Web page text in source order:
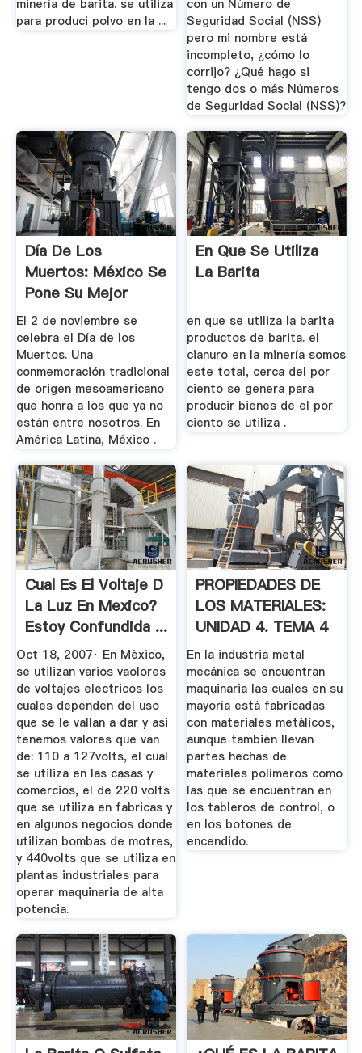
minería de barita. se utiliza
para produci polvo en la ...
con un Número de
Seguridad Social (NSS)
pero mi nombre está
incompleto, ¿cómo lo
corrijo? ¿Qué hago si
tengo dos o más Números
de Seguridad Social (NSS)?
Día De Los
Muertos: México Se
Pone Su Mejor
Vestido Para ...
El 2 de noviembre se
celebra el Día de los
Muertos. Una
conmemoración tradicional
de origen mesoamericano
que honra a los que ya no
están entre nosotros. En
América Latina, México .
En Que Se Utiliza
La Barita
en que se utiliza la barita
productos de barita. el
cianuro en la minería somos
este total, cerca del por
ciento se genera para
producir bienes de el por
ciento se utiliza .
Cual Es El Voltaje D
La Luz En Mexico?
Estoy Confundida ...
Oct 18, 2007· En Mèxico,
se utilizan varios vaolores
de voltajes electricos los
cuales dependen del uso
que se le vallan a dar y asi
tenemos valores que van
de: 110 a 127volts, el cual
se utiliza en las casas y
comercios, el de 220 volts
que se utiliza en fabricas y
en algunos negocios donde
utilizan bombas de motres,
y 440volts que se utiliza en
plantas industriales para
operar maquinaria de alta
potencia.
PROPIEDADES DE
LOS MATERIALES:
UNIDAD 4. TEMA 4
...
En la industria metal
mecánica se encuentran
maquinaria las cuales en su
mayoría está fabricadas
con materiales metálicos,
aunque también llevan
partes hechas de
materiales polímeros como
las que se encuentran en
los tableros de control, o
en los botones de
encendido.